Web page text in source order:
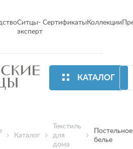
Ситцы-
эксперт
СертификатыКоллекции
КАТАЛОГ
Каталог
Текстиль
для
дома
Постельное
белье